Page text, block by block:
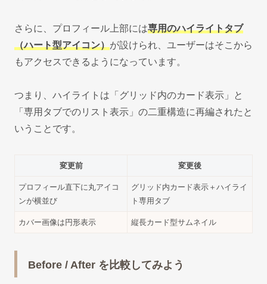
さらに、プロフィール上部には専用のハイライトタブ
（ハート型アイコン）が設けられ、ユーザーはそこから
もアクセスできるようになっています。
つまり、ハイライトは「グリッド内のカード表示」と
「専用タブでのリスト表示」の二重構造に再編されたと
いうことです。
変更前 変更後
プロフィール直下に丸アイコ
ンが横並び
グリッド内カード表示＋ハイライ
ト専用タブ
カバー画像は円形表示 縦長カード型サムネイル
Before / After を比較してみよう